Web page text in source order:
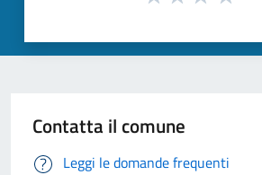
Contatta il comune
Leggi le domande frequenti